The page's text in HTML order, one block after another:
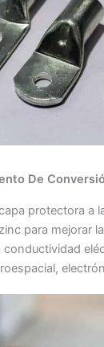
De
protectora a
para mejorar